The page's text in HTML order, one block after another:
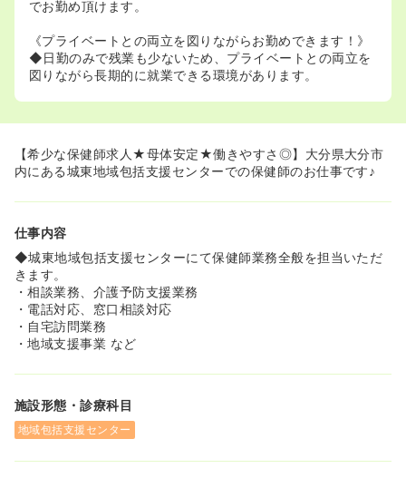
でお勤め頂けます。
《プライベートとの両立を図りながらお勤めできます！》
◆日勤のみで残業も少ないため、プライベートとの両立を
図りながら長期的に就業できる環境があります。
【希少な保健師求人★母体安定★働きやすさ◎】大分県大分市
内にある城東地域包括支援センターでの保健師のお仕事です♪
仕事内容
◆城東地域包括支援センターにて保健師業務全般を担当いただ
きます。
・相談業務、介護予防支援業務
・電話対応、窓口相談対応
・自宅訪問業務
・地域支援事業 など
施設形態・診療科目
地域包括支援センター